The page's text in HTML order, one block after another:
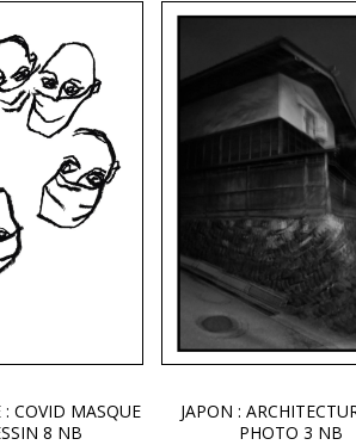
: COVID MASQUE
8 NB
JAPON :
PHOTO 3 NB